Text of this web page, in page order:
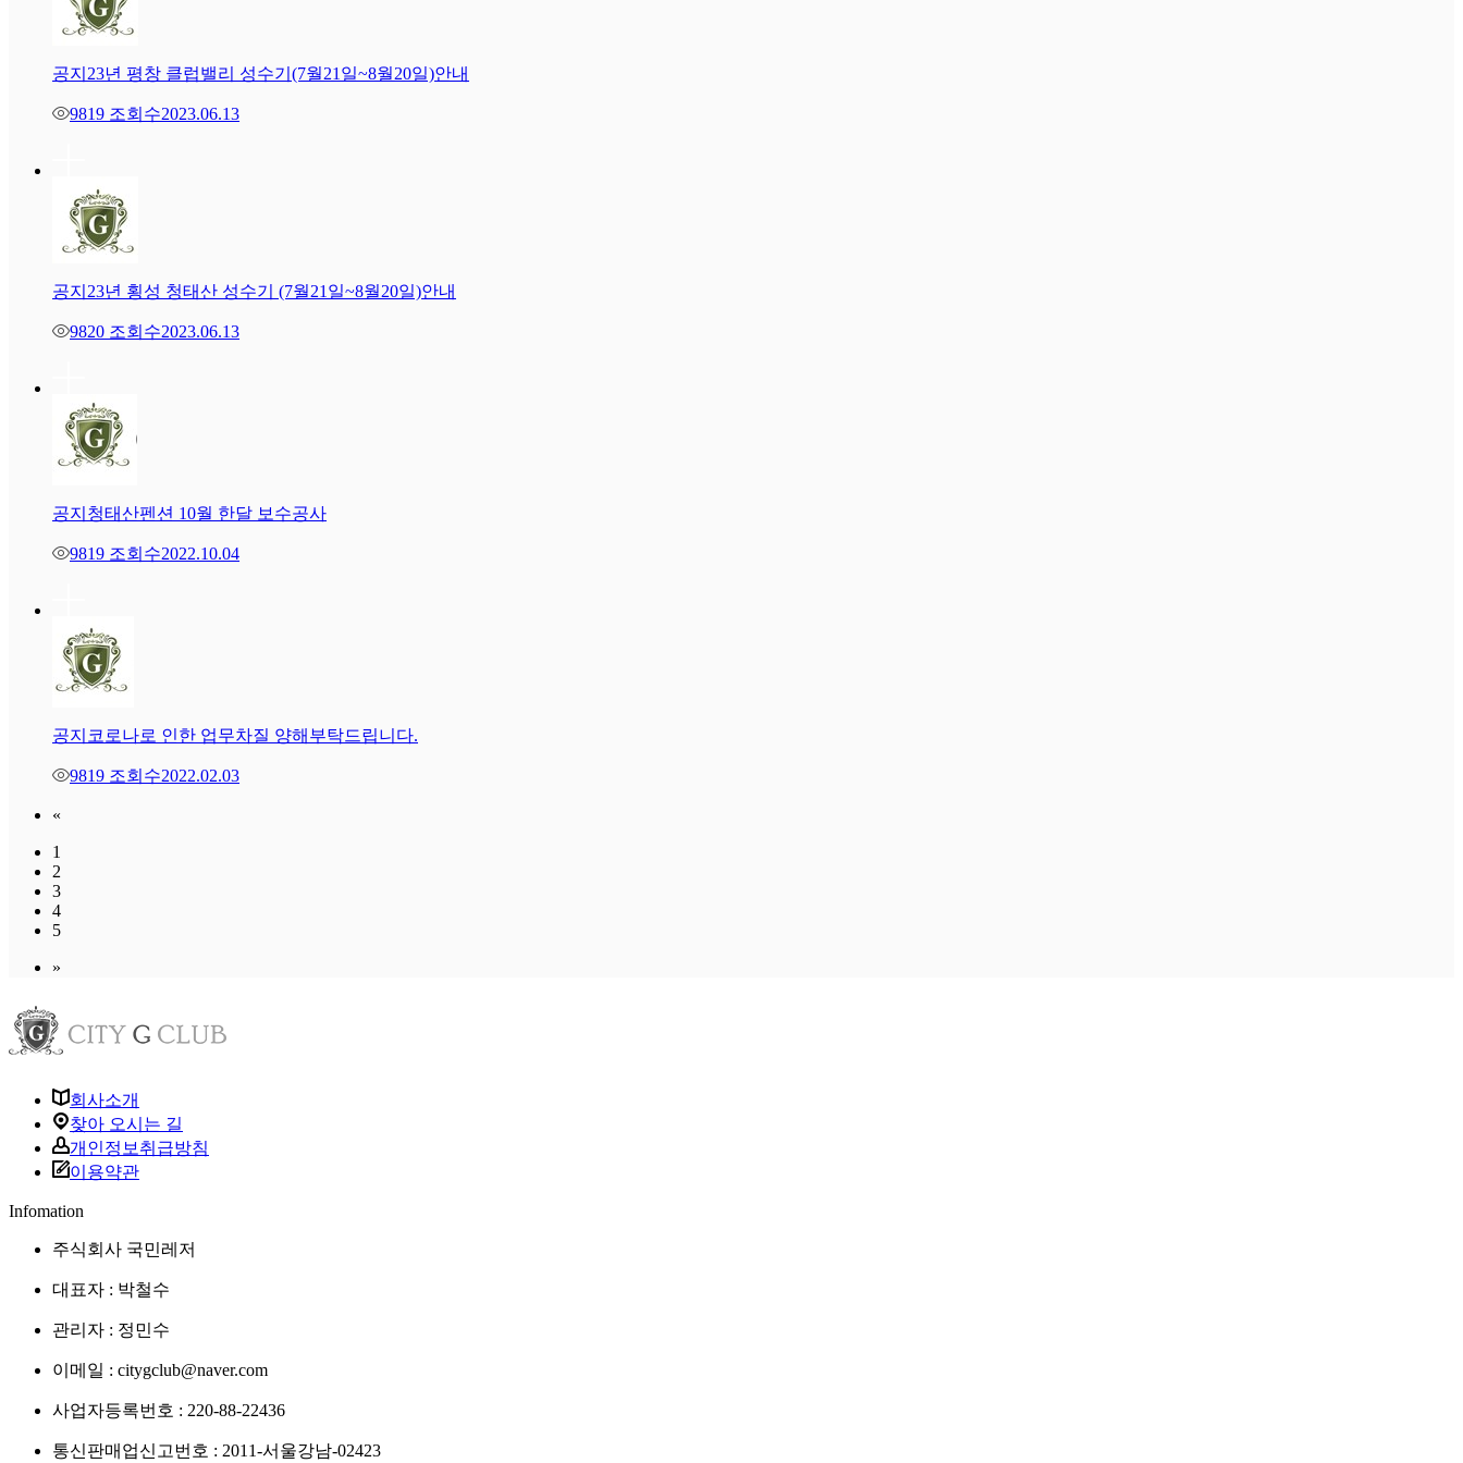
공지 23년 평창 클럽밸리 성수기(7월21일~8월20일)안내
9819 조회수2023.06.13
공지 23년 횡성 청태산 성수기 (7월21일~8월20일)안내
9820 조회수2023.06.13
공지 청태산펜션 10월 한달 보수공사
9819 조회수2022.10.04
공지 코로나로 인한 업무차질 양해부탁드립니다.
9819 조회수2022.02.03
«
1
2
3
4
5
»
회사소개
찾아 오시는 길
개인정보취급방침
이용약관
Infomation
주식회사 국민레저
대표자 : 박철수
관리자 : 정민수
이메일 : citygclub@naver.com
사업자등록번호 : 220-88-22436
통신판매업신고번호 : 2011-서울강남-02423